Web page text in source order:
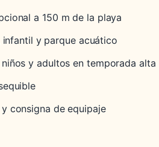
a 150 m de la playa
infantil y parque acuático
y adultos en temporada alta
consigna de equipaje